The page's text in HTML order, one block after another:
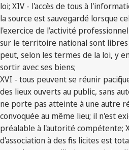
loi; XIV - l'accès de tous à
la source est sauvegardé lorsque
l'exercice de l'activité
sur le territoire national sont libres
peut, selon les termes de la loi, y
sortir avec ses biens;
XVI - tous peuvent se réunir
des lieux ouverts au public, sans
ne porte pas atteinte à une autre
convoquée au même lieu; il n'est
préalable à l'autorité compétente;
d'association à des fins licites est